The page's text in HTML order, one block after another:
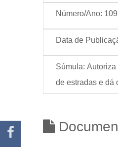
Número/Ano:
Data de
Súmula: Autoriza
de estradas e dá